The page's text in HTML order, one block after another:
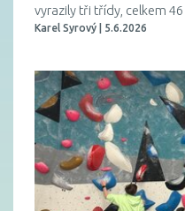
vyrazily tři třídy, celkem 46
Karel Syrový | 5.6.2026